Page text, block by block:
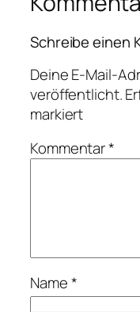
Schreibe einen
Deine E-Mail-
veröffentlicht.
markiert
Kommentar*
Name*